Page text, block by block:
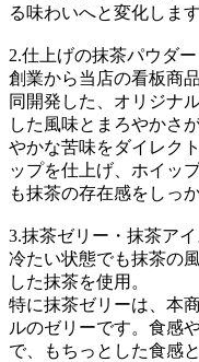
る味わいへと変化します
2.仕上げの抹茶パウダ
創業から当店の看板商
同開発した、オリジナ
した風味とまろやかさ
やかな苦味をダイレク
ップを仕上げ、ホイッ
も抹茶の存在感をしっ
3.抹茶ゼリー・抹茶アイ
冷たい状態でも抹茶の
した抹茶を使用。
特に抹茶ゼリーは、本
ルのゼリーです。食感
で、もちっとした食感